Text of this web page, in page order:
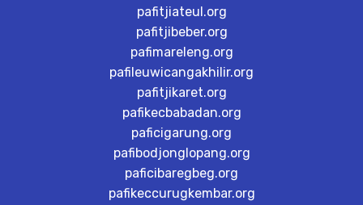
pafitjiateul.org
pafitjibeber.org
pafimareleng.org
pafileuwicangakhilir.org
pafitjikaret.org
pafikecbabadan.org
paficigarung.org
pafibodjonglopang.org
paficibaregbeg.org
pafikeccurugkembar.org